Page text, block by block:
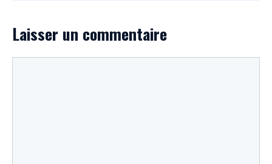
Laisser un commentaire